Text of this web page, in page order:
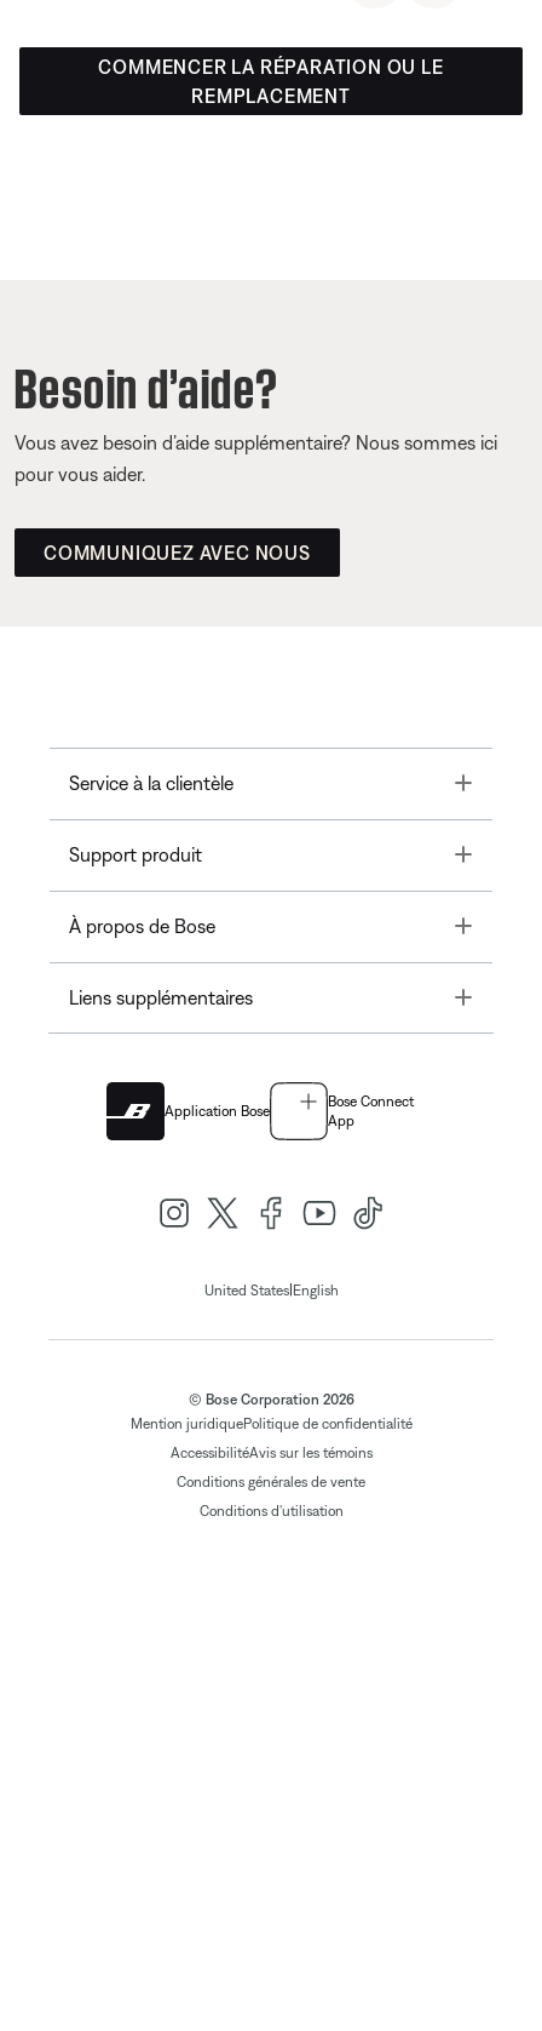
COMMENCER LA RÉPARATION OU LE
REMPLACEMENT
Besoin d’aide?
Vous avez besoin d’aide supplémentaire? Nous sommes ici
pour vous aider.
COMMUNIQUEZ AVEC NOUS
Service à la clientèle Toggle
Support produit Toggle
À propos de Bose Toggle
Liens supplémentaires Toggle
Application Bose
Bose Connect
App
United States| English
© Bose Corporation 2026
Mention juridiquePolitique de confidentialité
AccessibilitéAvis sur les témoins
Conditions générales de vente
Conditions d'utilisation